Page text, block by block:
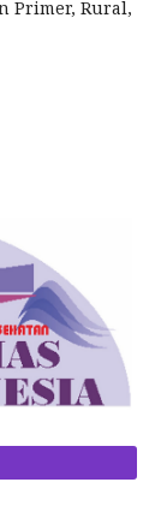
Primer, Rural,